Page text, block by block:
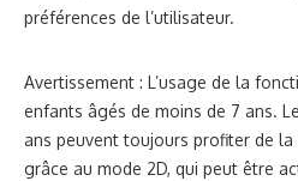
préférences de l’utilisateur.
Avertissement : L’usage de la
enfants âgés de moins de 7 ans.
ans peuvent toujours profiter de
grâce au mode 2D, qui peut être